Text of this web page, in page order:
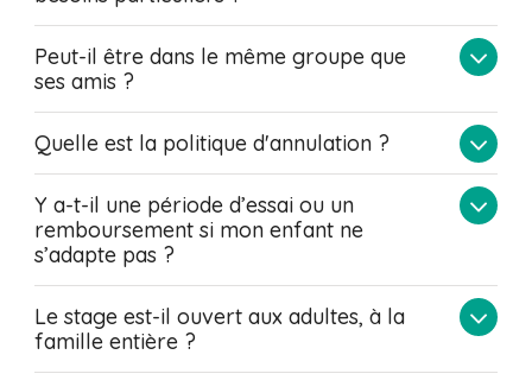
Peut-il être dans le même groupe que
ses amis ?
Quelle est la politique d'annulation ?
Y a-t-il une période d’essai ou un
remboursement si mon enfant ne
s’adapte pas ?
Le stage est-il ouvert aux adultes, à la
famille entière ?